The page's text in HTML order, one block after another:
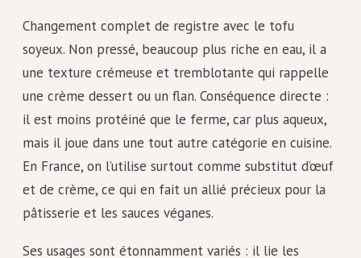
Changement complet de registre avec le tofu
soyeux. Non pressé, beaucoup plus riche en eau, il a
une texture crémeuse et tremblotante qui rappelle
une crème dessert ou un flan. Conséquence directe :
il est moins protéiné que le ferme, car plus aqueux,
mais il joue dans une tout autre catégorie en cuisine.
En France, on l’utilise surtout comme substitut d’œuf
et de crème, ce qui en fait un allié précieux pour la
pâtisserie et les sauces véganes.
Ses usages sont étonnamment variés : il lie les